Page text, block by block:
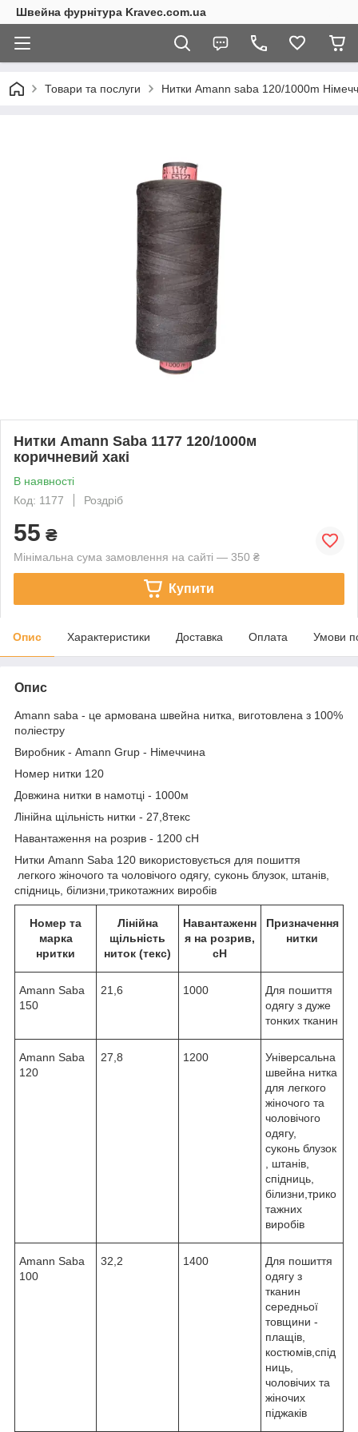
Швейна фурнітура Kravec.com.ua
Товари та послуги Нитки Amann saba 120/1000m
Нитки Amann Saba 1177 120/1000м
коричневий хакі
В наявності
Код: 1177
Роздріб
55 ₴
Мінімальна сума замовлення на сайті — 350 ₴
Купити
Опис Характеристики Доставка Оплата Умови
Опис
Amann saba - це армована швейна нитка, виготовлена з 100%
поліестру
Виробник - Amann Grup - Німеччина
Номер нитки 120
Довжина нитки в намотці - 1000м
Лінійна щільність нитки - 27,8текс
Навантаження на розрив - 1200 сН
Нитки Amann Saba 120 використовується для пошиття
легкого жіночого та чоловічого одягу, суконь блузок, штанів,
спідниць, білизни,трикотажних виробів
Номер та
марка
нритки
Лінійна
щільність
ниток (текс)
Навантаженн
я на розрив,
сН
Призначення
нитки
Amann Saba
150
21,6 1000
Для пошиття
одягу з дуже
тонких тканин
Amann Saba
120
27,8 1200
Універсальна
швейна нитка
для легкого
жіночого та
чоловічого
одягу,
суконь блузок
, штанів,
спідниць,
білизни,трико
тажних
виробів
Amann Saba
100
32,2 1400
Для пошиття
одягу з
тканин
середньої
товщини -
плащів,
костюмів,cпід
ниць,
чоловічих та
жіночих
піджаків